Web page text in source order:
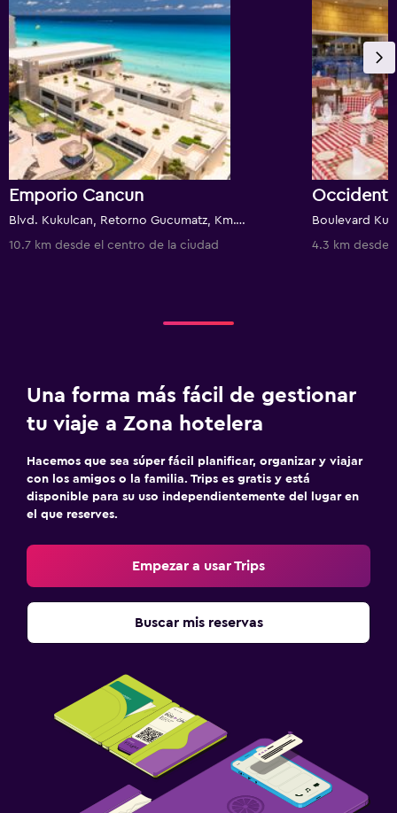
Emporio Cancun
Blvd. Kukulcan, Retorno Gucumatz, Km.17, Cancún, Quintana Roo, México
10.7 km desde el centro de la ciudad
4.3 km desde
Una forma más fácil de gestionar
tu viaje a Zona hotelera
Hacemos que sea súper fácil planificar, organizar y viajar
con los amigos o la familia. Trips es gratis y está
disponible para su uso independientemente del lugar en
el que reserves.
Empezar a usar Trips
Buscar mis reservas